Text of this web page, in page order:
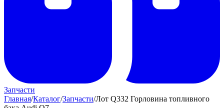
Запчасти
Главная/Каталог/Запчасти/Лот Q332 Горловина топливного